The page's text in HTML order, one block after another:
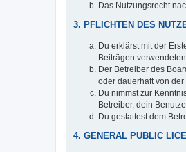
Das Nutzungsrecht
3. PFLICHTEN DES
Du erklärst mit der
Beiträgen
Der Betreiber des
oder dauerhaft von
Du nimmst zur
Betreiber, dein
Du gestattest dem
4. GENERAL PUBLIC